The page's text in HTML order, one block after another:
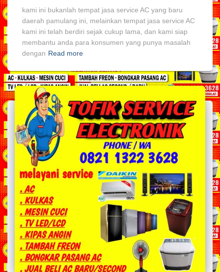
kami ini bukanlah tempat jasa service AC yang baru
daerah pamulang ini, melainkan tempat jasa service AC
kami ini telah berdiri sejak cukup lama, dan kami siap
membantu anda para konsumen yang punya masalah
dengan Read more